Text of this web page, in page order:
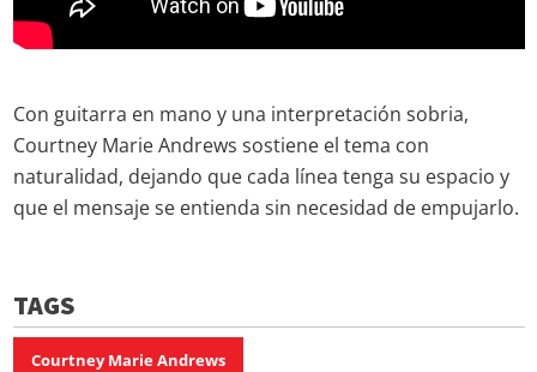
Con guitarra en mano y una interpretación sobria,
Courtney Marie Andrews sostiene el tema con
naturalidad, dejando que cada línea tenga su espacio y
que el mensaje se entienda sin necesidad de empujarlo.
TAGS
Courtney Marie Andrews